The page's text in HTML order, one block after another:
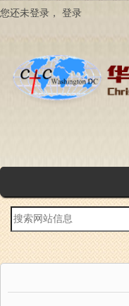
跳
您还未登录， 登录
站
内
搜
索